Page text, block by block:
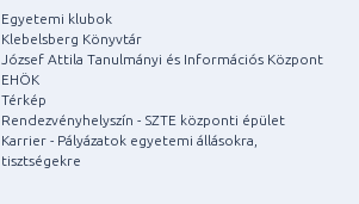
Egyetemi klubok
Klebelsberg Könyvtár
József Attila Tanulmányi és Információs Központ
EHÖK
Térkép
Rendezvényhelyszín - SZTE központi épület
Karrier - Pályázatok egyetemi állásokra,
tisztségekre